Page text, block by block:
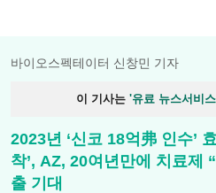
바이오스펙테이터 신창민 기자
이 기사는 '유료 뉴스서비
2023년 ‘신코 18억弗 인수’
착’, AZ, 20여년만에 치료제
출 기대